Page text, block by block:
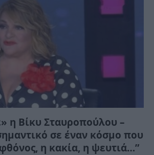
η Βίκυ Σταυροπούλου –
σε έναν κόσμο που
η κακία, η ψευτιά…”